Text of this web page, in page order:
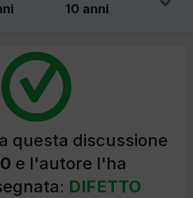
10 anni
questa discussione
e l'autore l'ha
DIFETTO